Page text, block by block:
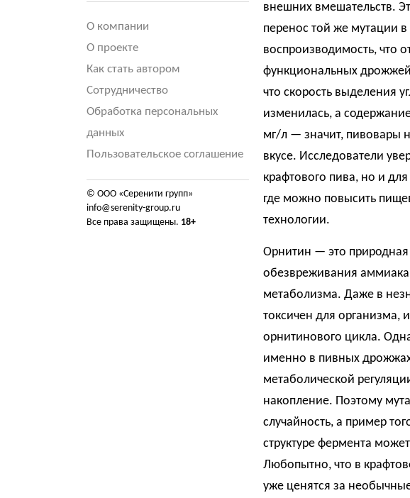
О компании
О проекте
Как стать автором
Сотрудничество
Обработка персональных
данных
Пользовательское соглашение
© ООО «Серенити групп»
info@serenity-group.ru
Все права защищены. 18+
внешних вмешательств.
перенос той же мутации
воспроизводимость, что
функциональных
что скорость выделения
изменилась, а
мг/л — значит, пивовары
вкусе. Исследователи
крафтового пива, но и
где можно повысить
технологии.
Орнитин — это
обезвреживания
метаболизма. Даже в
токсичен для организма,
орнитинового цикла.
именно в пивных
метаболической
накопление. Поэтому
случайность, а пример
структуре фермента
Любопытно, что в
уже ценятся за